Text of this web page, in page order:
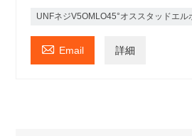
UNFネジV5OMLO45°オススタッドエル
 Email 詳細